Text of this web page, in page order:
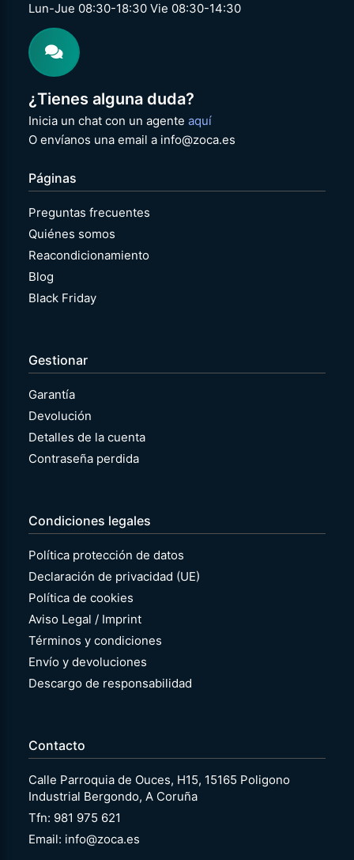
Lun-Jue 08:30-18:30 Vie 08:30-14:30
¿Tienes alguna duda?
Inicia un chat con un agenteaquí
O envíanos una email a info@zoca.es
Páginas
Preguntas frecuentes
Quiénes somos
Reacondicionamiento
Blog
Black Friday
Gestionar
Garantía
Devolución
Detalles de la cuenta
Contraseña perdida
Condiciones legales
Política protección de datos
Declaración de privacidad (UE)
Política de cookies
Aviso Legal / Imprint
Términos y condiciones
Envío y devoluciones
Descargo de responsabilidad
Contacto
Calle Parroquia de Ouces, H15, 15165 Poligono
Industrial Bergondo, A Coruña
Tfn: 981 975 621
Email: info@zoca.es